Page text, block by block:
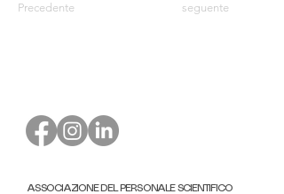
Precedente seguente
ASSOCIAZIONE DEL PERSONALE SCIENTIFICO